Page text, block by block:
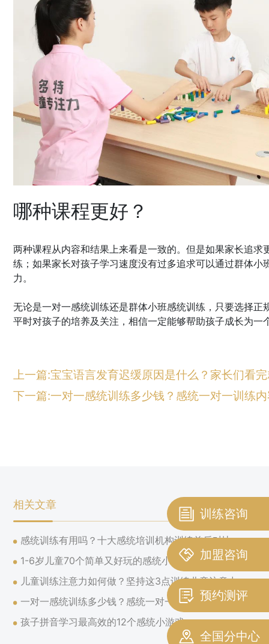
哪种课程更好？
两种课程从内容和结果上来看是一致的。但是如果家长追
练；如果家长对孩子学习速度没有过多追求可以通过群体
力。
无论是一对一感统训练还是群体小班感统训练，只要选择
平时对孩子的培养及关注，相信一定能够帮助孩子成长为一
上一篇:宝宝语言发育迟缓原因是什么？家长们看
下一篇:一对一感统训练多少钱？感统一对一训练
相关文章
感统训练有用吗？十大感统培训机构训练前后对比
1-6岁儿童70个简单又好玩的感统小游戏！
儿童训练注意力如何做？坚持这3点训练儿童注意力
一对一感统训练多少钱？感统一对一训练内容分享
孩子拼音学习最高效的12个感统小游戏
训练咨询
加盟咨询
预约测评
全国分中心